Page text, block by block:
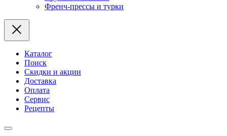
Френч-прессы и турки
Каталог
Поиск
Скидки и акции
Доставка
Оплата
Сервис
Рецепты